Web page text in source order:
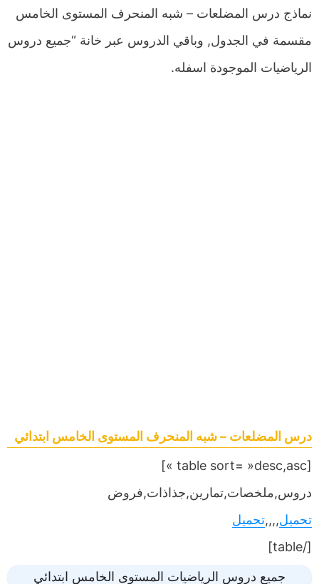
نماذج درس المضلعات – شبه المنحرف المستوى الخامس
مقسمة في الجدول, وباقي الدروس عبر خانة “جميع دروس
الرياضيات الموجودة اسفله.
درس المضلعات – شبه المنحرف المستوى الخامس ابتدائي
[table sort= »desc,asc »]
دروس,ملخصات,تمارين,جذاذات,فروض
تحميل,,,,تحميل
[/table]
جميع دروس الرياضيات المستوى الخامس ابتدائي